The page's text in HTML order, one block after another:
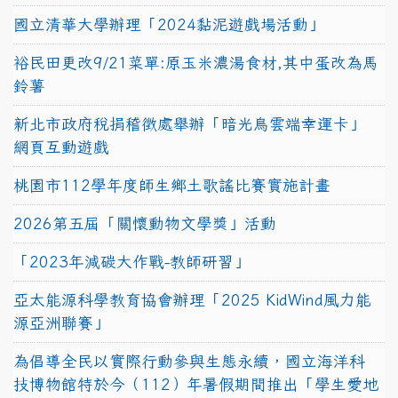
國立清華大學辦理「2024黏泥遊戲場活動」
裕民田更改9/21菜單:原玉米濃湯食材,其中蛋改為馬
鈴薯
新北市政府稅捐稽徵處舉辦「暗光鳥雲端幸運卡」
網頁互動遊戲
桃園市112學年度師生鄉土歌謠比賽實施計畫
2026第五屆「關懷動物文學獎」活動
「2023年減碳大作戰-教師研習」
亞太能源科學教育協會辦理「2025 KidWind風力能
源亞洲聯賽」
為倡導全民以實際行動參與生態永續，國立海洋科
技博物館特於今（112）年暑假期間推出「學生愛地